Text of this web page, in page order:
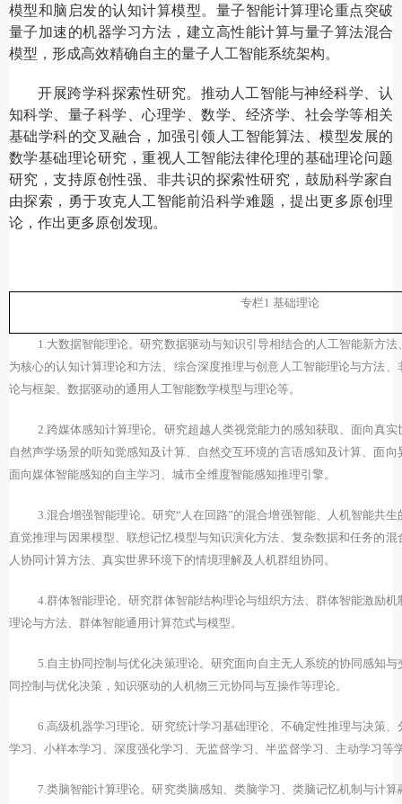
模型和脑启发的认知计算模型。量子智能计算理论重点突破
量子加速的机器学习方法，建立高性能计算与量子算法混合
模型，形成高效精确自主的量子人工智能系统架构。
开展跨学科探索性研究。推动人工智能与神经科学、认
知科学、量子科学、心理学、数学、经济学、社会学等相关
基础学科的交叉融合，加强引领人工智能算法、模型发展的
数学基础理论研究，重视人工智能法律伦理的基础理论问题
研究，支持原创性强、非共识的探索性研究，鼓励科学家自
由探索，勇于攻克人工智能前沿科学难题，提出更多原创理
论，作出更多原创发现。
专栏1 基础理论
1.大数据智能理论。研究数据驱动与知识引导相结合的人工智能新方
为核心的认知计算理论和方法、综合深度推理与创意人工智能理论与方法
论与框架、数据驱动的通用人工智能数学模型与理论等。
2.跨媒体感知计算理论。研究超越人类视觉能力的感知获取、面向真
自然声学场景的听知觉感知及计算、自然交互环境的言语感知及计算、面
面向媒体智能感知的自主学习、城市全维度智能感知推理引擎。
3.混合增强智能理论。研究“人在回路”的混合增强智能、人机智能共
直觉推理与因果模型、联想记忆模型与知识演化方法、复杂数据和任务的
人协同计算方法、真实世界环境下的情境理解及人机群组协同。
4.群体智能理论。研究群体智能结构理论与组织方法、群体智能激励
理论与方法、群体智能通用计算范式与模型。
5.自主协同控制与优化决策理论。研究面向自主无人系统的协同感知
同控制与优化决策，知识驱动的人机物三元协同与互操作等理论。
6.高级机器学习理论。研究统计学习基础理论、不确定性推理与决策
学习、小样本学习、深度强化学习、无监督学习、半监督学习、主动学习等
7.类脑智能计算理论。研究类脑感知、类脑学习、类脑记忆机制与计